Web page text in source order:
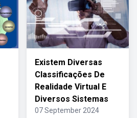
Existem Diversas
Classificações De
Realidade Virtual E
Diversos Sistemas
07 September 2024